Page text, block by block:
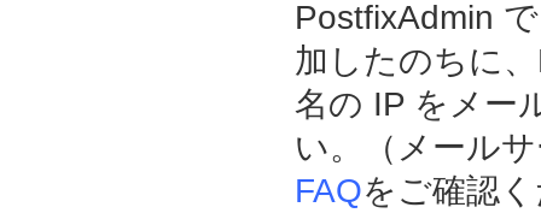
PostfixAdmin
加したのちに
名の IP をメー
い。（メール
FAQをご確認